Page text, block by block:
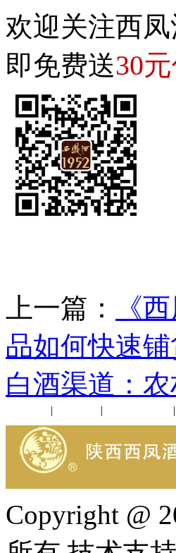
欢迎关注西
即免费送30
上一篇：
《
品如何快速铺
白酒渠道：
| | |
Copyright @